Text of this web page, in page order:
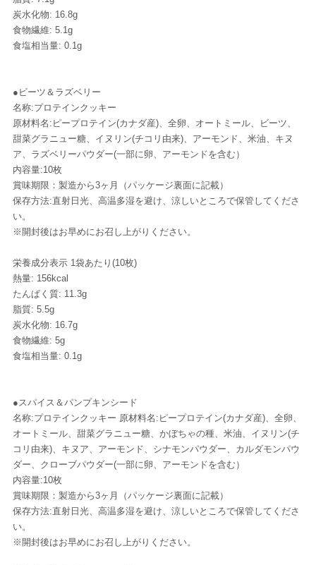
炭水化物: 16.8g
食物繊維: 5.1g
食塩相当量: 0.1g
●ビーツ＆ラズベリー
名称:プロテインクッキー
原材料名:ピープロテイン(カナダ産)、全卵、オートミール、ビーツ、
甜菜グラニュー糖、イヌリン(チコリ由来)、アーモンド、米油、キヌ
ア、ラズベリーパウダー(一部に卵、アーモンドを含む）
内容量:10枚
賞味期限：製造から3ヶ月（パッケージ裏面に記載）
保存方法:直射日光、高温多湿を避け、涼しいところで保管してくださ
い。
※開封後はお早めにお召し上がりください。
栄養成分表示 1袋あたり(10枚)
熱量: 156kcal
たんぱく質: 11.3g
脂質: 5.5g
炭水化物: 16.7g
食物繊維: 5g
食塩相当量: 0.1g
●スパイス＆パンプキンシード
名称:プロテインクッキー 原材料名:ピープロテイン(カナダ産)、全卵、
オートミール、甜菜グラニュー糖、かぼちゃの種、米油、イヌリン(チ
コリ由来)、キヌア、アーモンド、シナモンパウダー、カルダモンパウ
ダー、クローブパウダー(一部に卵、アーモンドを含む）
内容量:10枚
賞味期限：製造から3ヶ月（パッケージ裏面に記載）
保存方法:直射日光、高温多湿を避け、涼しいところで保管してくださ
い。
※開封後はお早めにお召し上がりください。